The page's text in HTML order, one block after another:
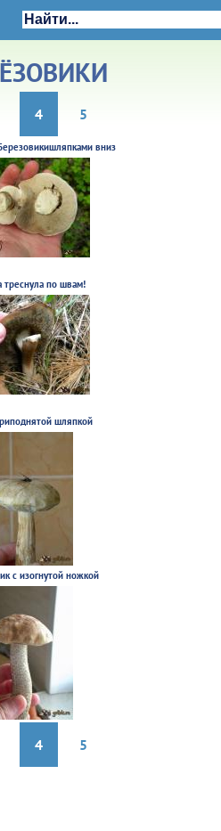
4 5
вниз
треснула по швам!
шляпкой
с изогнутой ножкой
4 5